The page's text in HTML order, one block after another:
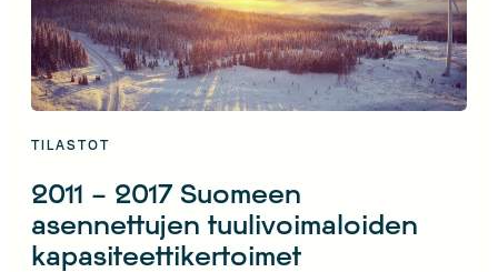
TILASTOT
2011 – 2017 Suomeen
asennettujen tuulivoimaloiden
kapasiteettikertoimet